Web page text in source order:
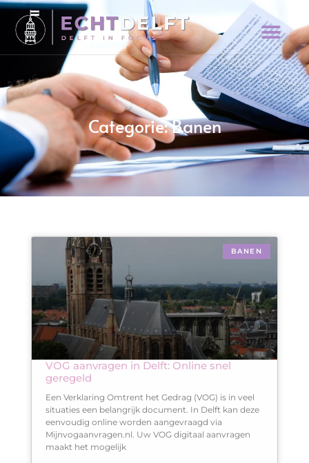
Categorie: Banen
BANEN
VOG aanvragen in Delft: Online snel
geregeld
Een Verklaring Omtrent het Gedrag (VOG) is in veel
situaties een belangrijk document. In Delft kan deze
eenvoudig online worden aangevraagd via
Mijnvogaanvragen.nl. Uw VOG digitaal aanvragen
maakt het mogelijk